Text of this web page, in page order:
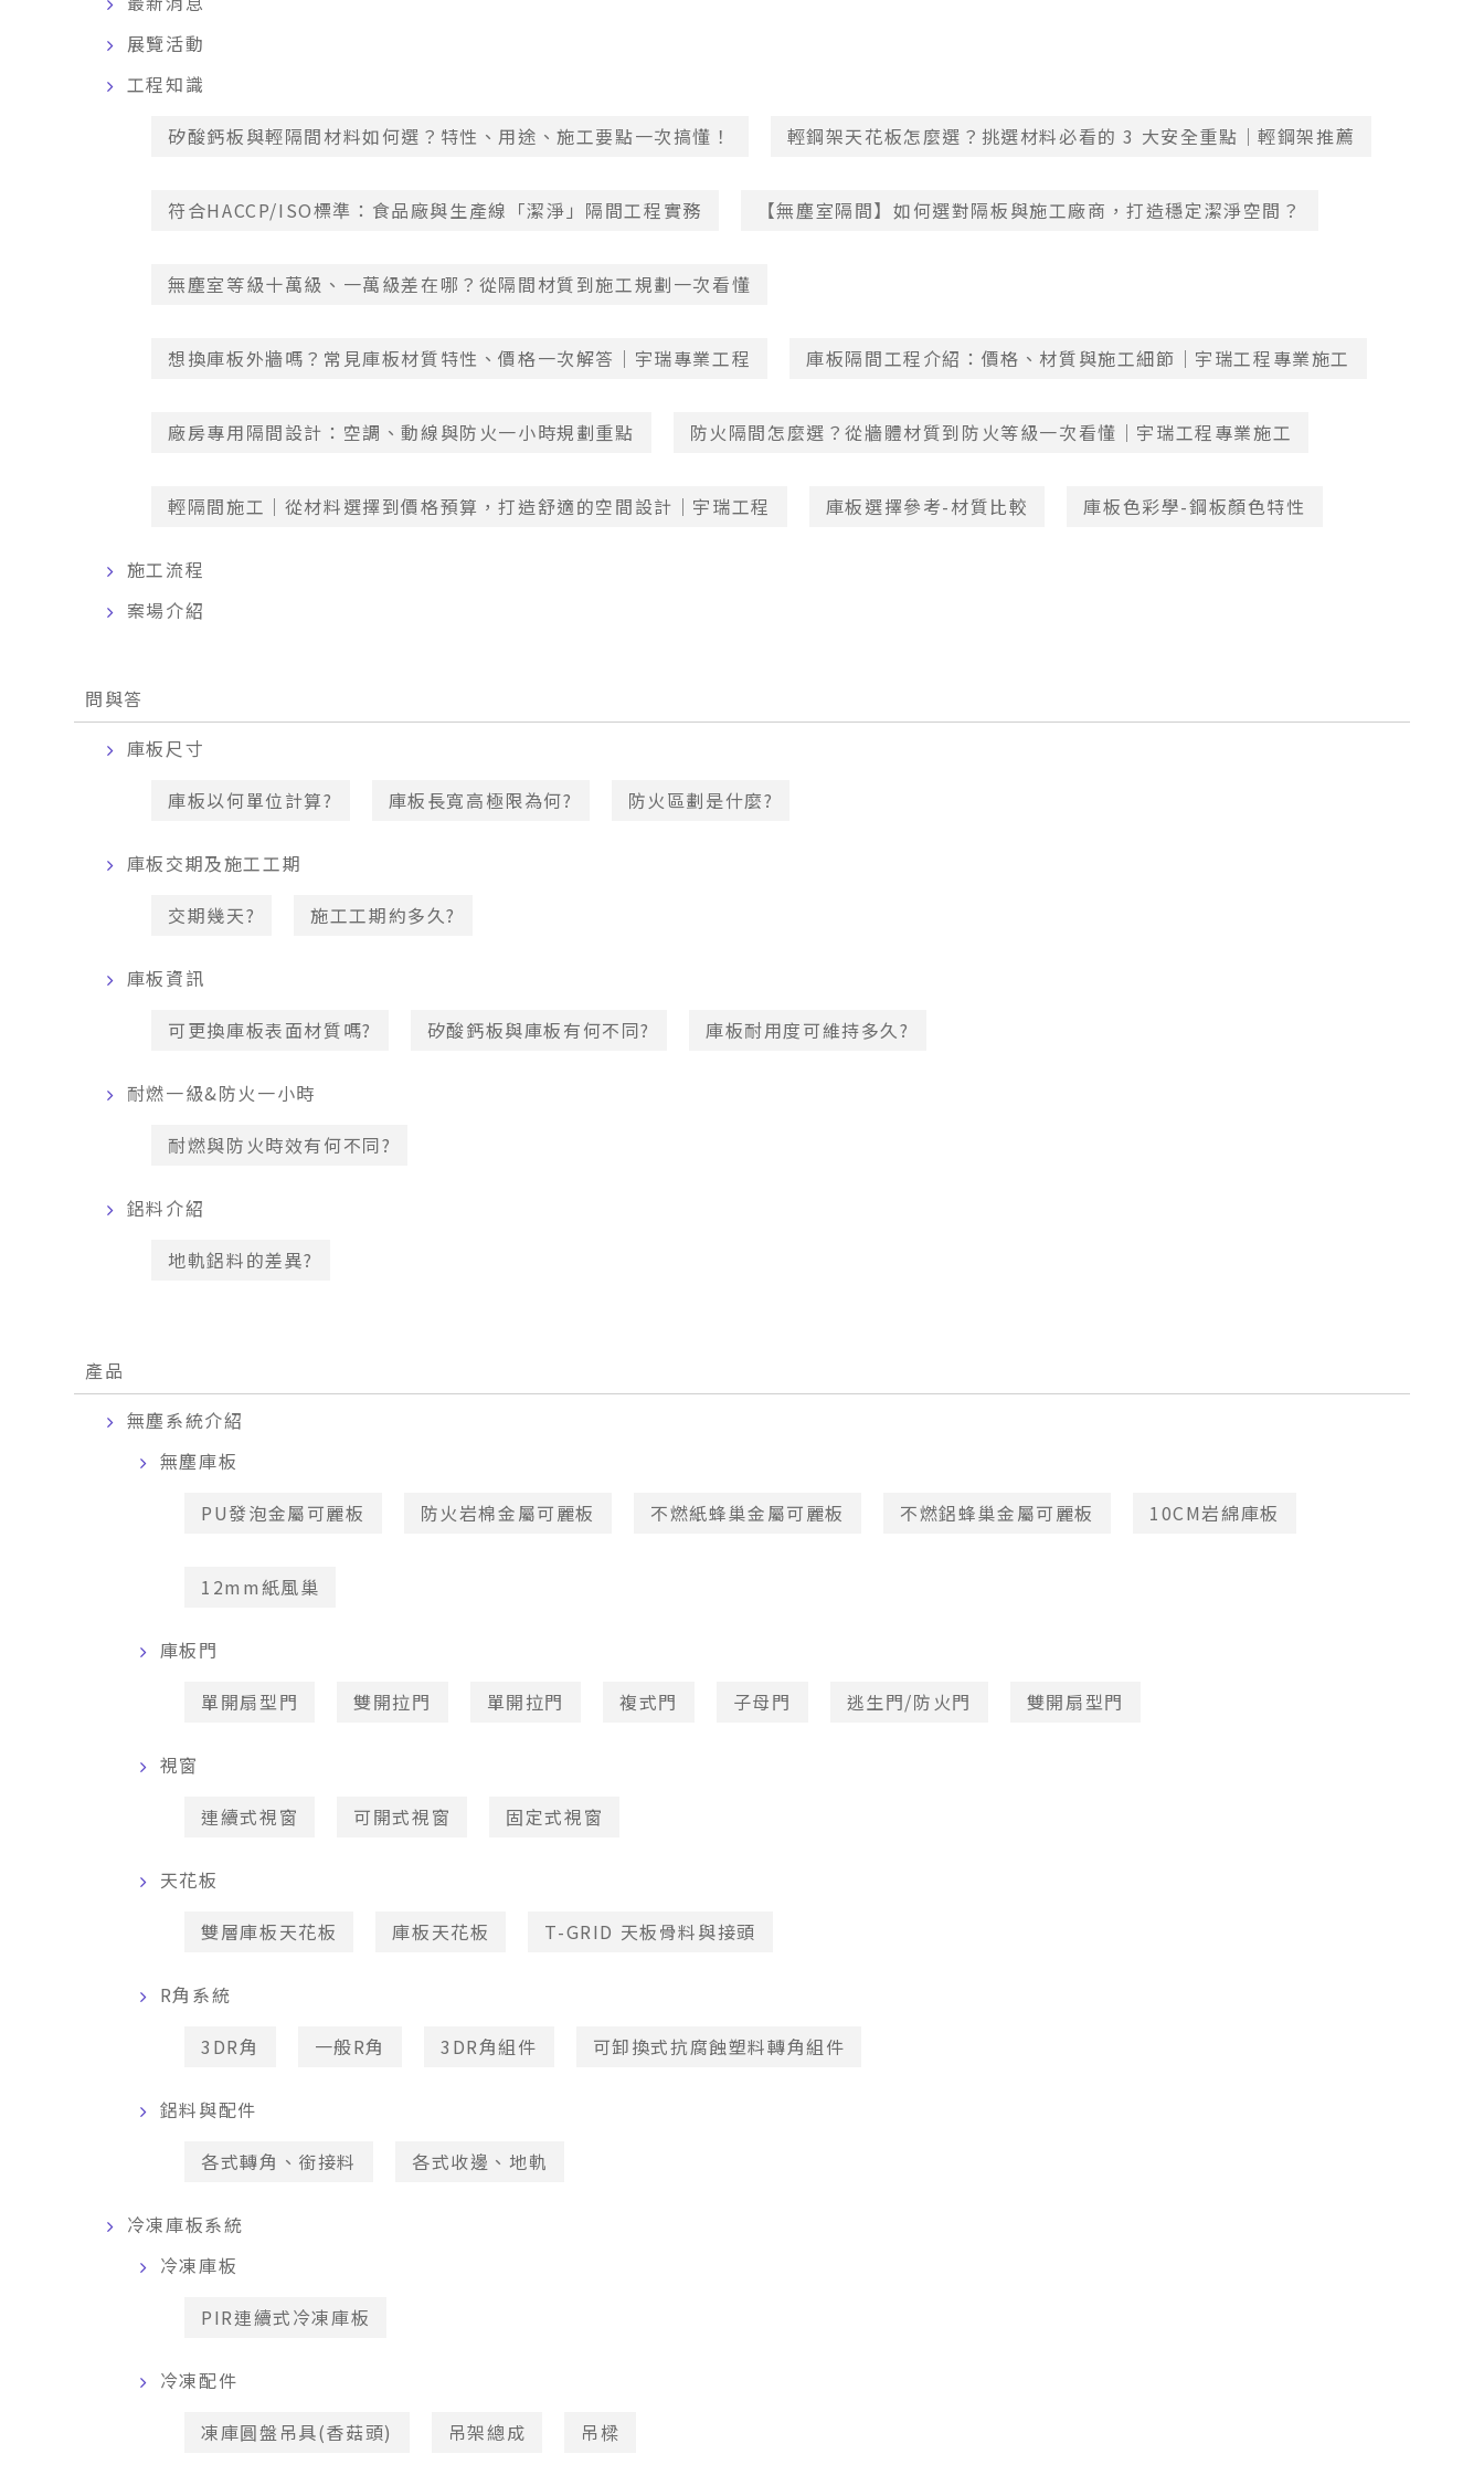
展覽活動
工程知識
矽酸鈣板與輕隔間材料如何選？特性、用途、施工要點一次搞懂！
輕鋼架天花板怎麼選？挑選材料必看的 3 大安全重點｜輕鋼架推薦
符合HACCP/ISO標準：食品廠與生產線「潔淨」隔間工程實務 【無塵室隔間】如何選對隔板與施工廠商，打造穩定潔淨空間？
無塵室等級十萬級、一萬級差在哪？從隔間材質到施工規劃一次看懂
想換庫板外牆嗎？常見庫板材質特性、價格一次解答｜宇瑞專業工程 庫板隔間工程介紹：價格、材質與施工細節｜宇瑞工程專業施工
廠房專用隔間設計：空調、動線與防火一小時規劃重點 防火隔間怎麼選？從牆體材質到防火等級一次看懂｜宇瑞工程專業施工
輕隔間施工｜從材料選擇到價格預算，打造舒適的空間設計｜宇瑞工程 庫板選擇參考-材質比較 庫板色彩學-鋼板顏色特性
施工流程
案場介紹
問與答
庫板尺寸
庫板以何單位計算?
庫板長寬高極限為何? 防火區劃是什麼?
庫板交期及施工工期
交期幾天?
施工工期約多久?
庫板資訊
可更換庫板表面材質嗎?
矽酸鈣板與庫板有何不同? 庫板耐用度可維持多久?
耐燃一級&防火一小時
耐燃與防火時效有何不同?
鋁料介紹
地軌鋁料的差異?
產品
無塵系統介紹
無塵庫板
PU發泡金屬可麗板
防火岩棉金屬可麗板 不燃紙蜂巢金屬可麗板 不燃鋁蜂巢金屬可麗板 10CM岩綿庫板
12mm紙風巢
庫板門
單開扇型門
雙開拉門 單開拉門 複式門 子母門 逃生門/防火門 雙開扇型門
視窗
連續式視窗
可開式視窗 固定式視窗
天花板
雙層庫板天花板
庫板天花板 T-GRID 天板骨料與接頭
R角系統
3DR角
一般R角 3DR角組件 可卸換式抗腐蝕塑料轉角組件
鋁料與配件
各式轉角、銜接料
各式收邊、地軌
冷凍庫板系統
冷凍庫板
PIR連續式冷凍庫板
冷凍配件
凍庫圓盤吊具(香菇頭)
吊架總成 吊樑